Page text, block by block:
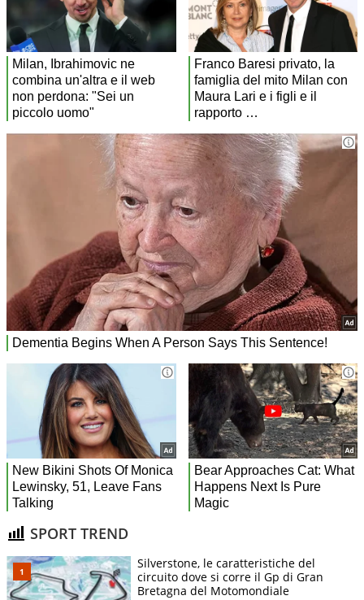
SPORT TREND
Silverstone, le caratteristiche del
circuito dove si corre il Gp di Gran
Bretagna del Motomondiale